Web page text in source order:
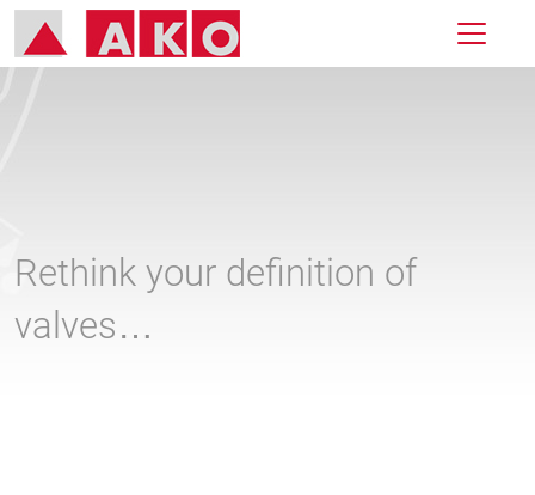
Rethink your definition of
valves…